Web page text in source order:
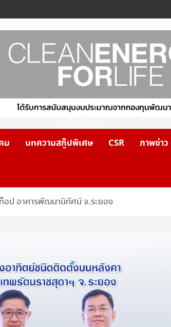
ม บทความสกู๊ปพิเศษ CSR ภาพข่าว
อป อาคารพัฒนานิทัศน์ จ.ระยอง